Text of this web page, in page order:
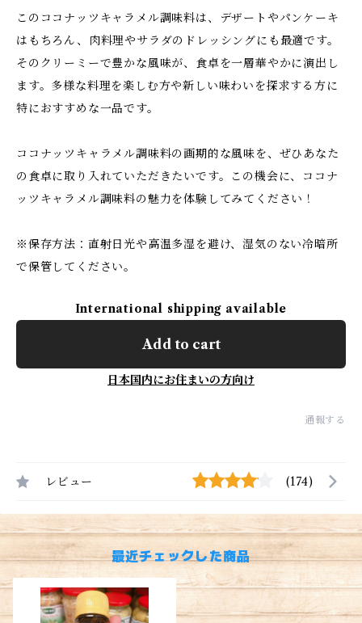
このココナッツキャラメル調味料は、デザートやパンケーキ
はもちろん、肉料理やサラダのドレッシングにも最適です。
そのクリーミーで豊かな風味が、食卓を一層華やかに演出し
ます。多様な料理を楽しむ方や新しい味わいを探求する方に
特におすすめな一品です。
ココナッツキャラメル調味料の画期的な風味を、ぜひあなた
の食卓に取り入れていただきたいです。この機会に、ココナ
ッツキャラメル調味料の魅力を体験してみてください！
※保存方法：直射日光や高温多湿を避け、湿気のない冷暗所
で保管してください。
International shipping available
Add to cart
日本国内にお住まいの方向け
通報する
レビュー (174)
最近チェックした商品